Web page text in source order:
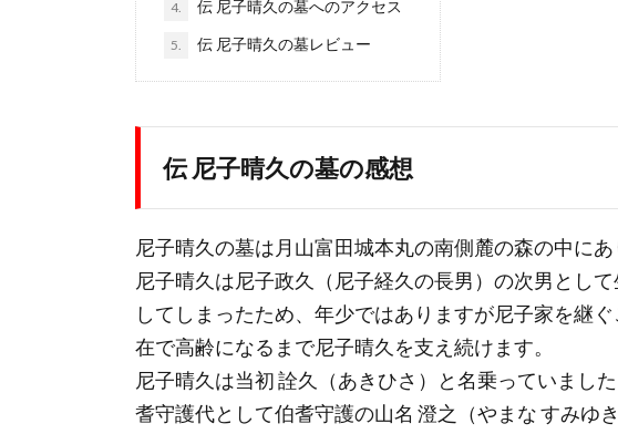
4. 伝 尼子晴久の墓へのアクセス
5. 伝 尼子晴久の墓レビュー
伝 尼子晴久の墓の感想
尼子晴久の墓は月山富田城本丸の南側麓の森の中にあ
尼子晴久は尼子政久（尼子経久の長男）の次男とし
してしまったため、年少ではありますが尼子家を継
在で高齢になるまで尼子晴久を支え続けます。
尼子晴久は当初 詮久（あきひさ）と名乗っていまし
耆守護代として伯耆守護の山名 澄之（やまな すみゆ